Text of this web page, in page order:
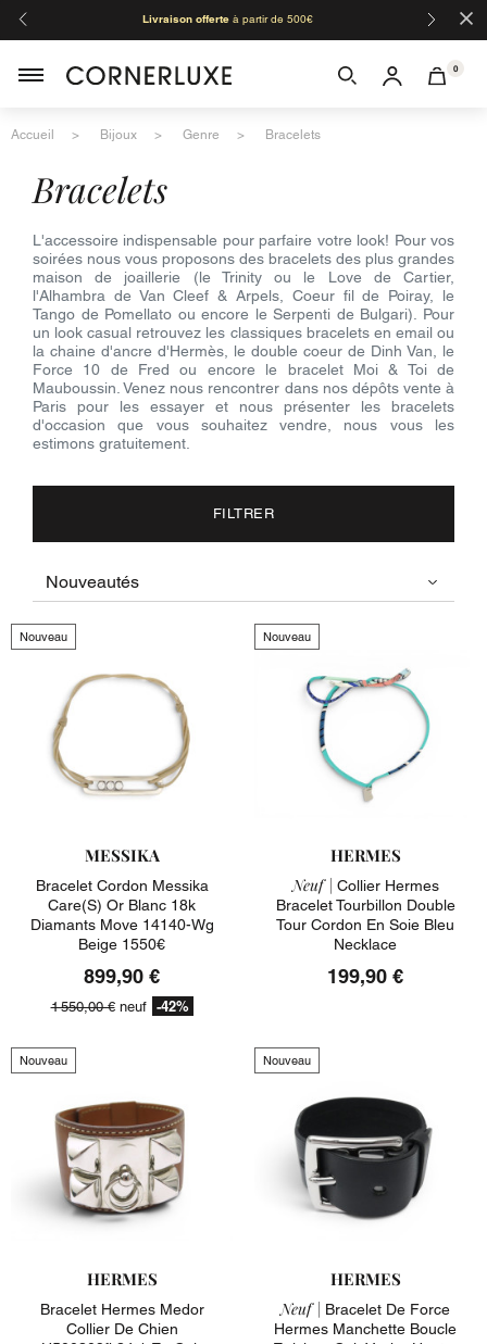
Livraison offerteà partir de 500€ ×
0
Accueil Bijoux Genre Bracelets
bracelets
L'accessoire indispensable pour parfaire votre look! Pour vos
soirées nous vous proposons des bracelets des plus grandes
maison de joaillerie (le Trinity ou le Love de Cartier,
l'Alhambra de Van Cleef & Arpels, Coeur fil de Poiray, le
Tango de Pomellato ou encore le Serpenti de Bulgari). Pour
un look casual retrouvez les classiques bracelets en email ou
la chaine d'ancre d'Hermès, le double coeur de Dinh Van, le
Force 10 de Fred ou encore le bracelet Moi & Toi de
Mauboussin. Venez nous rencontrer dans nos dépôts vente à
Paris pour les essayer et nous présenter les bracelets
d'occasion que vous souhaitez vendre, nous vous les
estimons gratuitement.
FILTRER
Nouveau
MESSIKA
Bracelet Cordon Messika
Care(s) Or Blanc 18k
Diamants Move 14140-Wg
Beige 1550€
899,90 €
1 550,00 €neuf -42%
Nouveau
HERMES
Neuf | Collier Hermes
Bracelet Tourbillon Double
Tour Cordon En Soie Bleu
Necklace
199,90 €
Nouveau
HERMES
Bracelet Hermes Medor
Collier De Chien
Nouveau
HERMES
Neuf | Bracelet De Force
Hermes Manchette Boucle